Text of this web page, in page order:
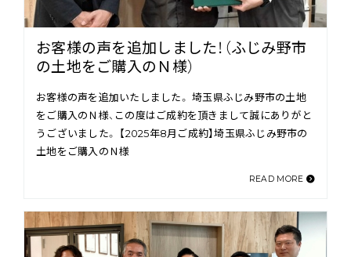
お客様の声を追加しました！（ふじみ野市
の土地をご購入のＮ様）
お客様の声を追加いたしました。 埼玉県ふじみ野市の土地
をご購入のＮ様、この度はご成約を頂きまして誠にありがと
うございました。 【2025年8月ご成約】埼玉県ふじみ野市の
土地をご購入のＮ様
READ MORE